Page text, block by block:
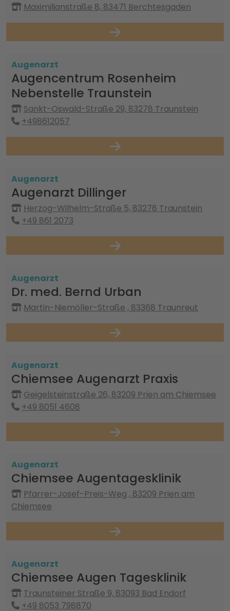
Maximilianstraße 8, 83471 Berchtesgaden
Augenarzt
Augencentrum Rosenheim
Nebenstelle Traunstein
Sankt-Oswald-Straße 29, 83278 Traunstein
+498612057
Augenarzt
Augenarzt Dillinger
Herzog-Wilhelm-Straße 5, 83278 Traunstein
+49 861 2073
Augenarzt
Dr. med. Bernd Urban
Martin-Niemöller-Straße , 83368 Traunreut
Augenarzt
Chiemsee Augenarzt Praxis
Geigelsteinstraße 26, 83209 Prien am Chiemsee
+49 8051 4608
Augenarzt
Chiemsee Augentagesklinik
Pfarrer-Josef-Preis-Weg , 83209 Prien am
Chiemsee
Augenarzt
Chiemsee Augen Tagesklinik
Traunsteiner Straße 9, 83093 Bad Endorf
+49 8053 798870